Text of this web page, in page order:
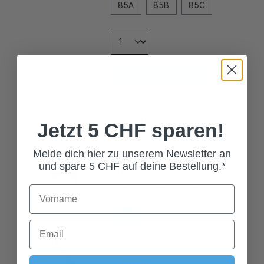
24,00 CHF*
Grösse
Jetzt 5 CHF sparen!
Melde dich hier zu unserem Newsletter an
und spare 5 CHF auf deine Bestellung.*